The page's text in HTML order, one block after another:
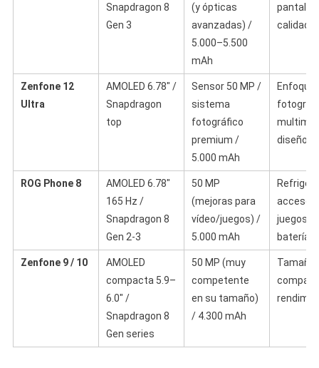
Snapdragon 8
Gen 3
(y ópticas
avanzadas) /
5.000–5.500
mAh
pantalla
calidad.
Zenfone 12
Ultra
AMOLED 6.78″ /
Snapdragon
top
Sensor 50 MP /
sistema
fotográfico
premium /
5.000 mAh
Enfoque
diseño
ROG Phone 8
AMOLED 6.78″
165 Hz /
Snapdragon 8
Gen 2-3
50 MP
(mejoras para
vídeo/juegos) /
5.000 mAh
juegos,
batería.
Zenfone 9 / 10
AMOLED
compacta 5.9–
6.0″ /
Snapdragon 8
Gen series
50 MP (muy
competente
en su tamaño)
/ 4.300 mAh
Tamaño